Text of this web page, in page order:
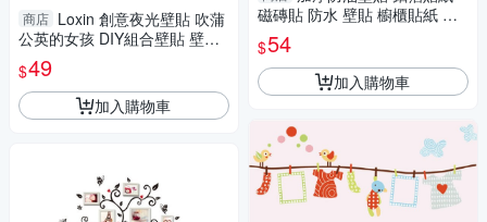
商店 Loxin 創意夜光壁貼 吹蒲
公英的女孩 DIY組合壁貼 壁紙
牆貼 背景貼 夜光貼
$49
加入購物車
磁磚貼 防水 壁貼 櫥櫃貼紙 廚
房壁貼 (mina百貨)【F0631】
$54
加入購物車